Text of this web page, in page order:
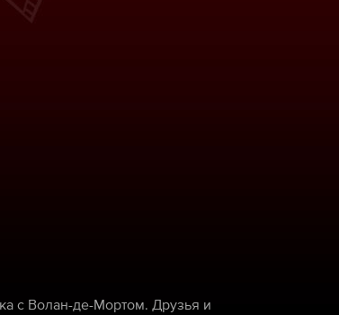
с Волан-де-Мортом. Друзья и